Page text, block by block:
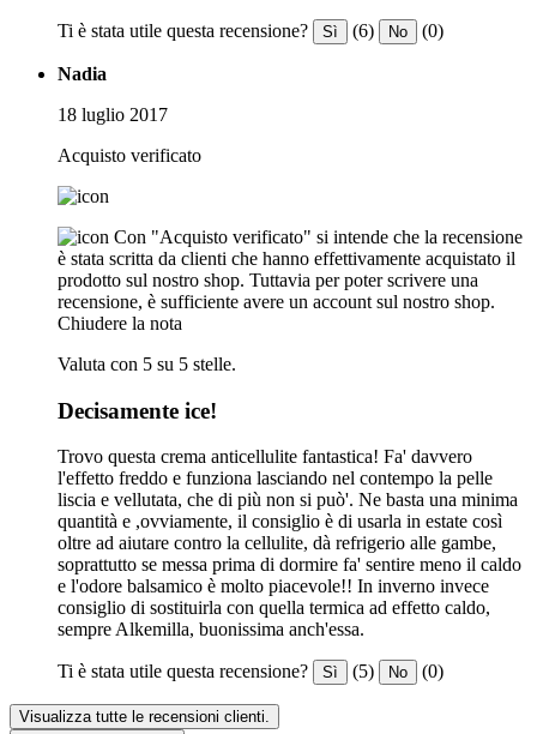
Ti è stata utile questa recensione? Sì (6) No (0)
Nadia
18 luglio 2017
Acquisto verificato
Con "Acquisto verificato" si intende che la recensione
è stata scritta da clienti che hanno effettivamente acquistato il
prodotto sul nostro shop. Tuttavia per poter scrivere una
recensione, è sufficiente avere un account sul nostro shop.
Chiudere la nota
Valuta con 5 su 5 stelle.
Decisamente ice!
Trovo questa crema anticellulite fantastica! Fa' davvero
l'effetto freddo e funziona lasciando nel contempo la pelle
liscia e vellutata, che di più non si può'. Ne basta una minima
quantità e ,ovviamente, il consiglio è di usarla in estate così
oltre ad aiutare contro la cellulite, dà refrigerio alle gambe,
soprattutto se messa prima di dormire fa' sentire meno il caldo
e l'odore balsamico è molto piacevole!! In inverno invece
consiglio di sostituirla con quella termica ad effetto caldo,
sempre Alkemilla, buonissima anch'essa.
Ti è stata utile questa recensione? Sì (5) No (0)
Visualizza tutte le recensioni clienti.